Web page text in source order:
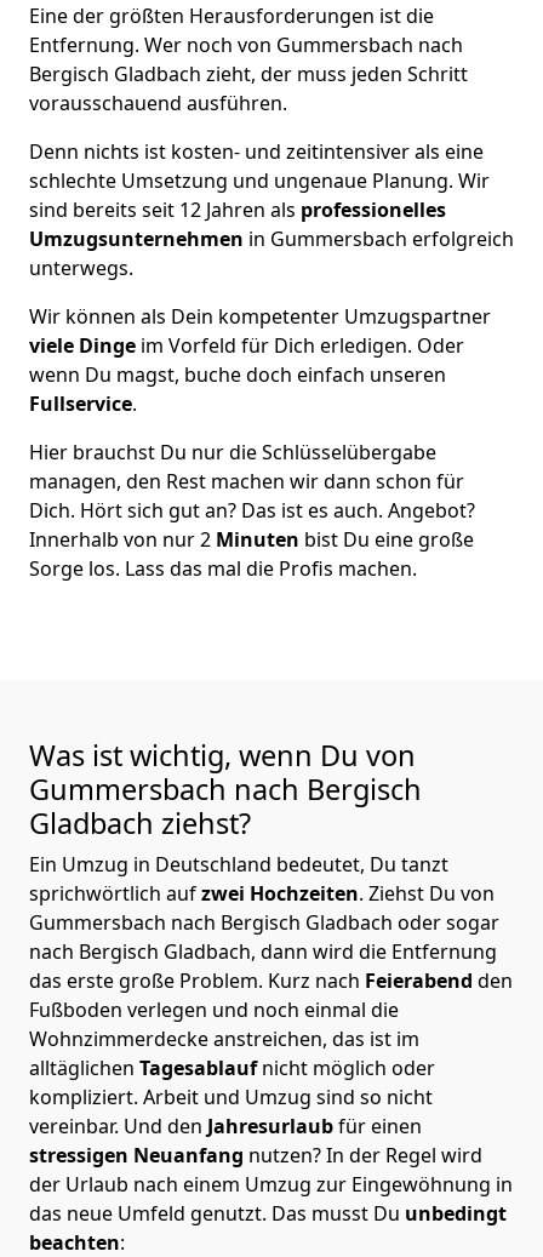
Eine der größten Herausforderungen ist die
Entfernung. Wer noch von Gummersbach nach
Bergisch Gladbach zieht, der muss jeden Schritt
vorausschauend ausführen.
Denn nichts ist kosten- und zeitintensiver als eine
schlechte Umsetzung und ungenaue Planung. Wir
sind bereits seit 12 Jahren als professionelles
Umzugsunternehmen in Gummersbach erfolgreich
unterwegs.
Wir können als Dein kompetenter Umzugspartner
viele Dinge im Vorfeld für Dich erledigen. Oder
wenn Du magst, buche doch einfach unseren
Fullservice.
Hier brauchst Du nur die Schlüsselübergabe
managen, den Rest machen wir dann schon für
Dich. Hört sich gut an? Das ist es auch. Angebot?
Innerhalb von nur 2 Minuten bist Du eine große
Sorge los. Lass das mal die Profis machen.
Was ist wichtig, wenn Du von
Gummersbach nach Bergisch
Gladbach ziehst?
Ein Umzug in Deutschland bedeutet, Du tanzt
sprichwörtlich aufzwei Hochzeiten. Ziehst Du von
Gummersbach nach Bergisch Gladbach oder sogar
nach Bergisch Gladbach, dann wird die Entfernung
das erste große Problem. Kurz nach Feierabend den
Fußboden verlegen und noch einmal die
Wohnzimmerdecke anstreichen, das ist im
alltäglichen Tagesablaufnicht möglich oder
kompliziert. Arbeit und Umzug sind so nicht
vereinbar. Und den Jahresurlaubfür einen
stressigen Neuanfang nutzen? In der Regel wird
der Urlaub nach einem Umzug zur Eingewöhnung in
das neue Umfeld genutzt. Das musst Du unbedingt
beachten: